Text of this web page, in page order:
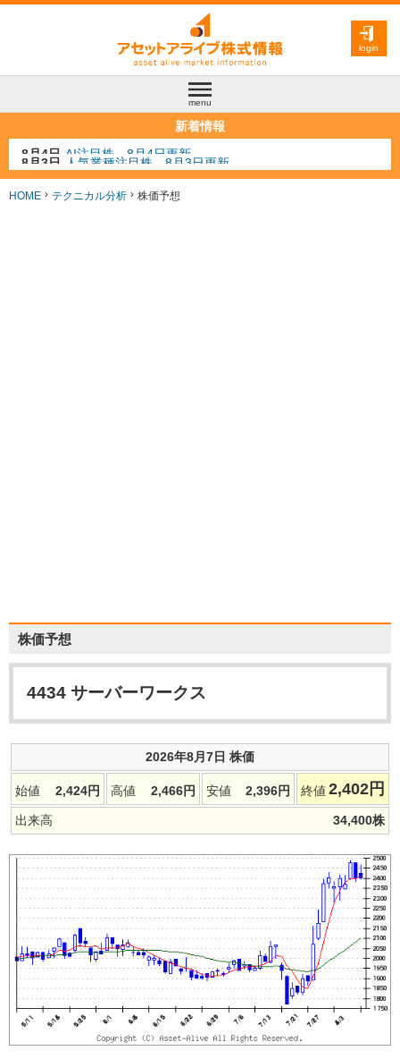
login
menu
新着情報
8月3日 人気業種注目株 8月3日更新
8月2日 金融注目株 8月2日更新
7月29日 日経225シグナル点灯
HOME テクニカル分析 株価予想
株価予想
4434 サーバーワークス
2026年8月7日 株価
始値 2,424円 高値 2,466円 安値 2,396円 終値 2,402 円
出来高 34,400株